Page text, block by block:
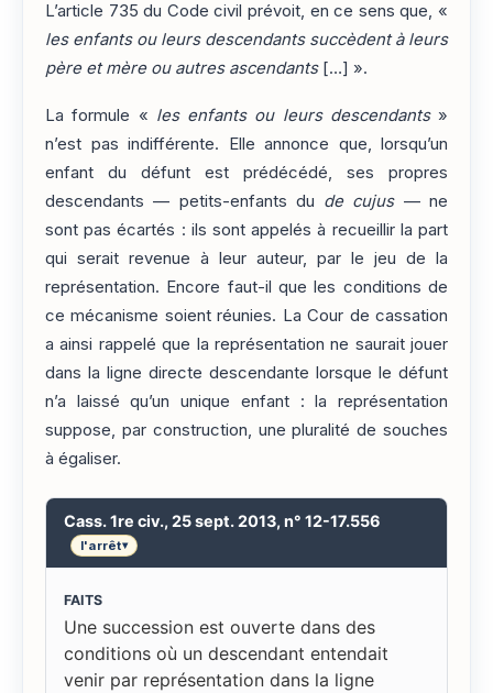
L’article 735 du Code civil prévoit, en ce sens que, «
les enfants ou leurs descendants succèdent à leurs
père et mère ou autres ascendants[…] ».
La formule « les enfants ou leurs descendants»
n’est pas indifférente. Elle annonce que, lorsqu’un
enfant du défunt est prédécédé, ses propres
descendants — petits-enfants du de cujus— ne
sont pas écartés : ils sont appelés à recueillir la part
qui serait revenue à leur auteur, par le jeu de la
représentation. Encore faut-il que les conditions de
ce mécanisme soient réunies. La Cour de cassation
a ainsi rappelé que la représentation ne saurait jouer
dans la ligne directe descendante lorsque le défunt
n’a laissé qu’un unique enfant : la représentation
suppose, par construction, une pluralité de souches
à égaliser.
Cass. 1re civ., 25 sept. 2013, n° 12-17.556
l'arrêt▾
FAITS
Une succession est ouverte dans des
conditions où un descendant entendait
venir par représentation dans la ligne